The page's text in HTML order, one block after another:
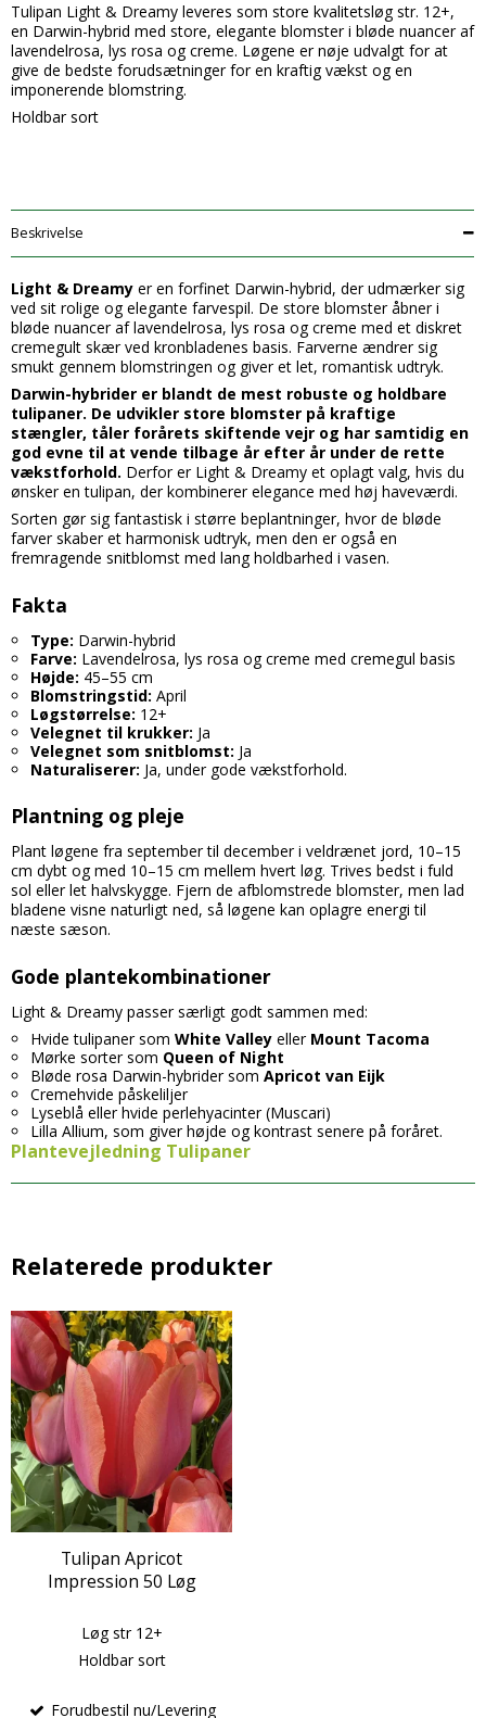
Tulipan Light & Dreamy leveres som store kvalitetsløg str. 12+,
en Darwin-hybrid med store, elegante blomster i bløde nuancer af
lavendelrosa, lys rosa og creme. Løgene er nøje udvalgt for at
give de bedste forudsætninger for en kraftig vækst og en
imponerende blomstring.
Holdbar sort
Beskrivelse
Light & Dreamy er en forfinet Darwin-hybrid, der udmærker sig
ved sit rolige og elegante farvespil. De store blomster åbner i
bløde nuancer af lavendelrosa, lys rosa og creme med et diskret
cremegult skær ved kronbladenes basis. Farverne ændrer sig
smukt gennem blomstringen og giver et let, romantisk udtryk.
Darwin-hybrider er blandt de mest robuste og holdbare
tulipaner. De udvikler store blomster på kraftige
stængler, tåler forårets skiftende vejr og har samtidig en
god evne til at vende tilbage år efter år under de rette
vækstforhold. Derfor er Light & Dreamy et oplagt valg, hvis du
ønsker en tulipan, der kombinerer elegance med høj haveværdi.
Sorten gør sig fantastisk i større beplantninger, hvor de bløde
farver skaber et harmonisk udtryk, men den er også en
fremragende snitblomst med lang holdbarhed i vasen.
Fakta
Type: Darwin-hybrid
Farve: Lavendelrosa, lys rosa og creme med cremegul basis
Højde: 45–55 cm
Blomstringstid: April
Løgstørrelse: 12+
Velegnet til krukker: Ja
Velegnet som snitblomst: Ja
Naturaliserer: Ja, under gode vækstforhold.
Plantning og pleje
Plant løgene fra september til december i veldrænet jord, 10–15
cm dybt og med 10–15 cm mellem hvert løg. Trives bedst i fuld
sol eller let halvskygge. Fjern de afblomstrede blomster, men lad
bladene visne naturligt ned, så løgene kan oplagre energi til
næste sæson.
Gode plantekombinationer
Light & Dreamy passer særligt godt sammen med:
Hvide tulipaner som White Valleyeller Mount Tacoma
Mørke sorter som Queen of Night
Bløde rosa Darwin-hybrider som Apricot van Eijk
Cremehvide påskeliljer
Lyseblå eller hvide perlehyacinter (Muscari)
Lilla Allium, som giver højde og kontrast senere på foråret.
Plantevejledning Tulipaner
Relaterede produkter
Tulipan Apricot
Impression 50 Løg
Løg str 12+
Holdbar sort
Forudbestil nu/Levering